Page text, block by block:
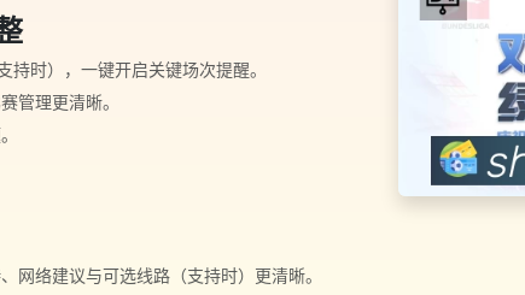
持时），一键开启关键场次提醒。
管理更清晰。
网络建议与可选线路（支持时）更清晰。